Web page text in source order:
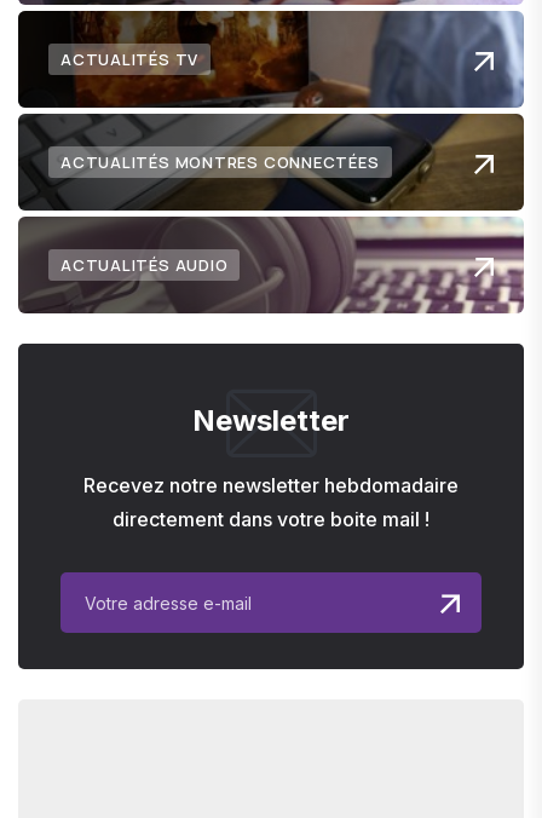
ACTUALITÉS TV
ACTUALITÉS MONTRES CONNECTÉES
ACTUALITÉS AUDIO
Newsletter
Recevez notre newsletter hebdomadaire
directement dans votre boite mail !